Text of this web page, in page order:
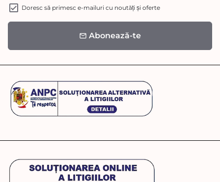
Doresc să primesc e-mailuri cu noutăți și oferte
email Abonează-te